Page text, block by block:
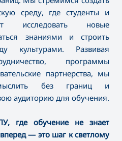
среду, где студенты и
исследовать новые
знаниями и строить
культурами. Развивая
программы
партнерства, мы
без границ и
аудиторию для обучения.
где обучение не знает
— это шаг к светлому